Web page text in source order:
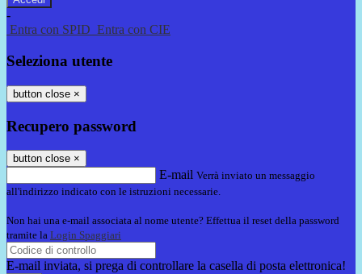
-
Entra con SPID Entra con CIE
Seleziona utente
button close ×
Recupero password
button close ×
E-mail Verrà inviato un messaggio
all'indirizzo indicato con le istruzioni necessarie.
Non hai una e-mail associata al nome utente? Effettua il reset della password
tramite la Login Spaggiari
E-mail inviata, si prega di controllare la casella di posta elettronica!